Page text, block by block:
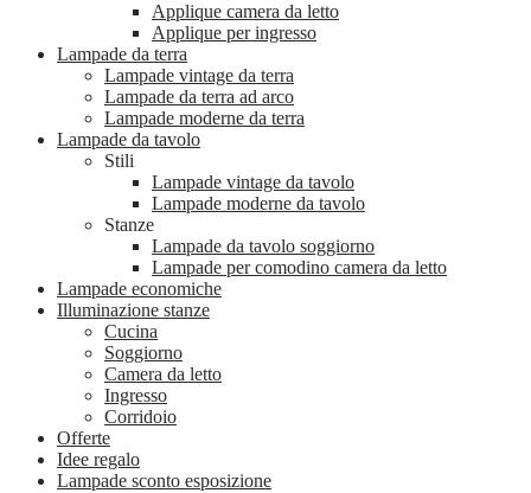
Applique camera da letto
Applique per ingresso
Lampade da terra
Lampade vintage da terra
Lampade da terra ad arco
Lampade moderne da terra
Lampade da tavolo
Stili
Lampade vintage da tavolo
Lampade moderne da tavolo
Stanze
Lampade da tavolo soggiorno
Lampade per comodino camera da letto
Lampade economiche
Illuminazione stanze
Cucina
Soggiorno
Camera da letto
Ingresso
Corridoio
Offerte
Idee regalo
Lampade sconto esposizione